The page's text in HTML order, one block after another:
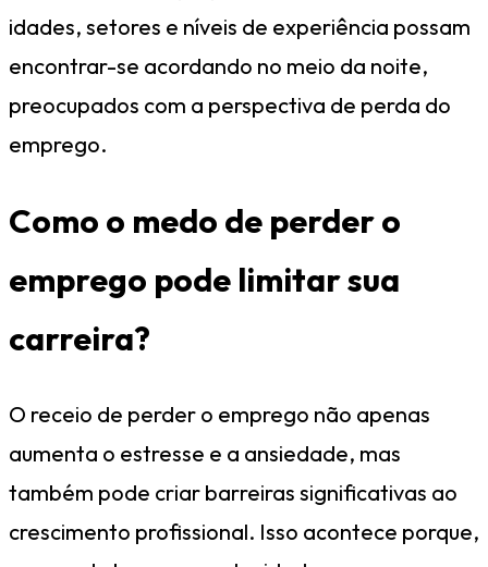
idades, setores e níveis de experiência possam
encontrar-se acordando no meio da noite,
preocupados com a perspectiva de perda do
emprego.
Como o medo de perder o
emprego pode limitar sua
carreira?
O receio de perder o emprego não apenas
aumenta o estresse e a ansiedade, mas
também pode criar barreiras significativas ao
crescimento profissional. Isso acontece porque,